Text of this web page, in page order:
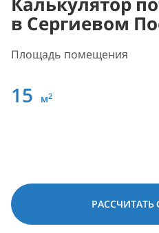
в Сергиевом
Площадь помещения
15 м2